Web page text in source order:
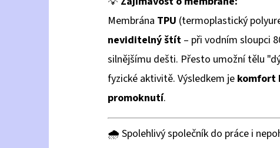
Membrána TPU (termoplastický
neviditelný štít – při vodním sloupci
silnějšímu dešti. Přesto umožní tělu
fyzické aktivitě. Výsledkem je komfort
promoknutí.
🌧️ Spolehlivý společník do práce i